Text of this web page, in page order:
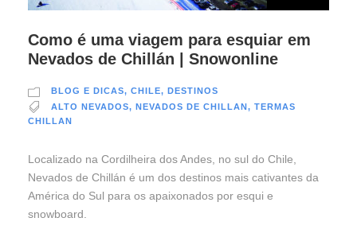
Como é uma viagem para esquiar em
Nevados de Chillán | Snowonline
BLOG E DICAS, CHILE, DESTINOS
ALTO NEVADOS, NEVADOS DE CHILLAN, TERMAS
CHILLAN
Localizado na Cordilheira dos Andes, no sul do Chile,
Nevados de Chillán é um dos destinos mais cativantes da
América do Sul para os apaixonados por esqui e
snowboard.